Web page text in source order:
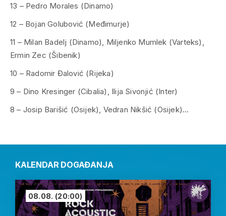
13 – Pedro Morales (Dinamo)
12 – Bojan Golubović (Međimurje)
11 – Milan Badelj (Dinamo), Miljenko Mumlek (Varteks),
Ermin Zec (Šibenik)
10 – Radomir Đalović (Rijeka)
9 – Dino Kresinger (Cibalia), Ilija Sivonjić (Inter)
8 – Josip Barišić (Osijek), Vedran Nikšić (Osijek)…
KALENDAR DOGAĐANJA
08.08. (20:00)